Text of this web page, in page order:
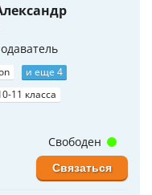
и еще 4
11 класса
Свободен
Связаться